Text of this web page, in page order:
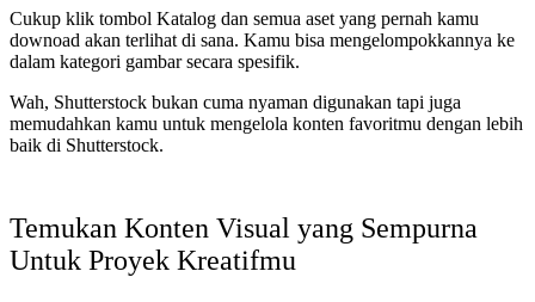
Cukup klik tombol Katalog dan semua aset yang pernah kamu
downoad akan terlihat di sana. Kamu bisa mengelompokkannya ke
dalam kategori gambar secara spesifik.
Wah, Shutterstock bukan cuma nyaman digunakan tapi juga
memudahkan kamu untuk mengelola konten favoritmu dengan lebih
baik di Shutterstock.
Temukan Konten Visual yang Sempurna
Untuk Proyek Kreatifmu